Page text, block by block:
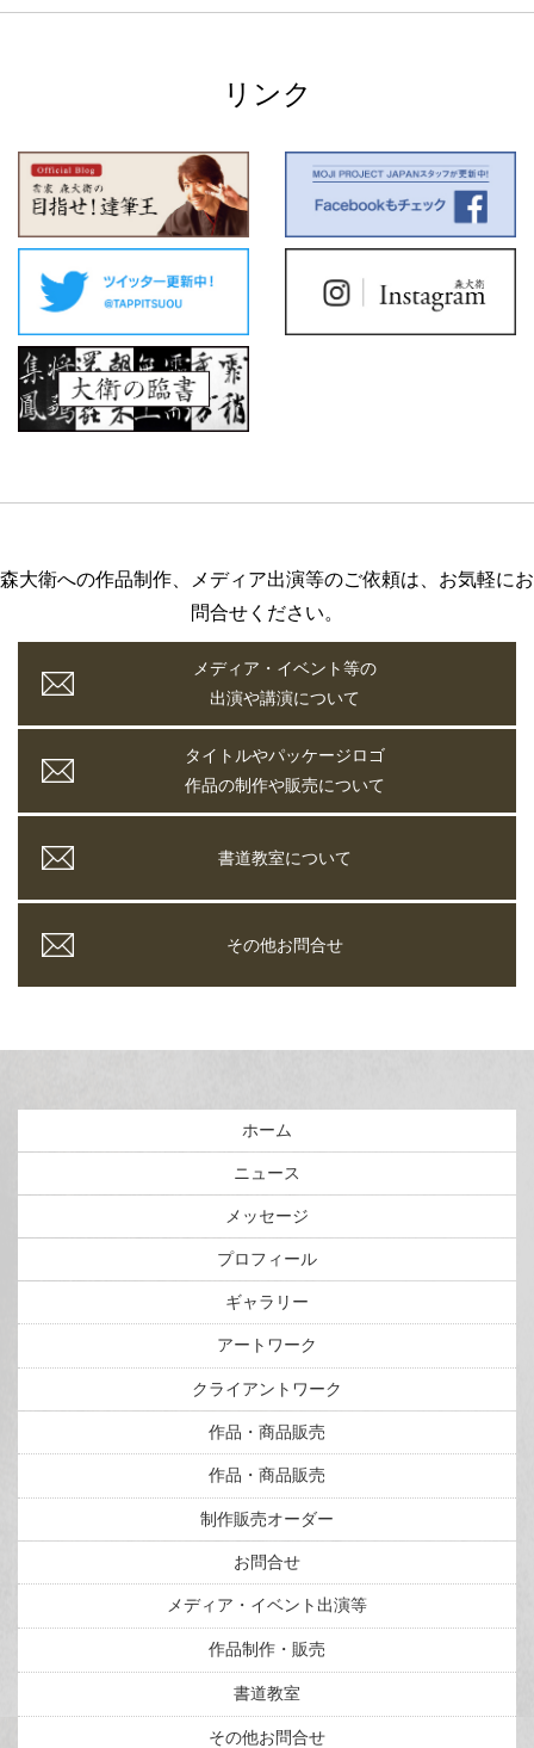
リンク
森大衛への作品制作、メディア出演等のご依頼は、お気軽にお
問合せください。
メディア・イベント等の
出演や講演について
タイトルやパッケージロゴ
作品の制作や販売について
書道教室について
その他お問合せ
ホーム
ニュース
メッセージ
プロフィール
ギャラリー
アートワーク
クライアントワーク
作品・商品販売
作品・商品販売
制作販売オーダー
お問合せ
メディア・イベント出演等
作品制作・販売
書道教室
その他お問合せ